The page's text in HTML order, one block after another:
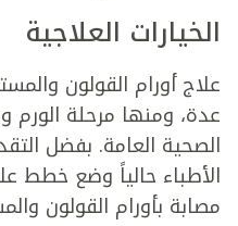
الخيارات العلاجية
علاج أورام القولون
عدة، ومنها مرحلة الورم
الصحية العامة. بفضل
الأطباء حالياً وضع خطط
مصابة بأورام القولون